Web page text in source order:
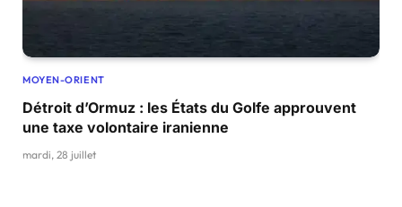
MOYEN-ORIENT
Détroit d’Ormuz : les États du Golfe approuvent
une taxe volontaire iranienne
mardi, 28 juillet